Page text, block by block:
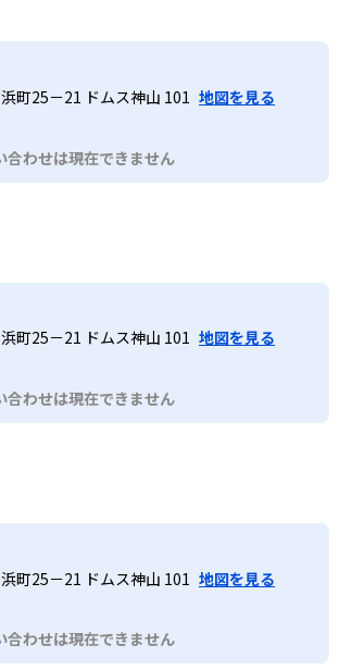
町25－21 ドムス神山 101 地図を見る
合わせは現在できません
町25－21 ドムス神山 101 地図を見る
合わせは現在できません
町25－21 ドムス神山 101 地図を見る
合わせは現在できません